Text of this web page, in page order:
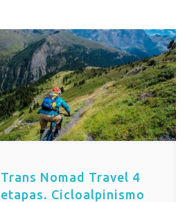
Trans Nomad Travel 4
etapas. Cicloalpinismo